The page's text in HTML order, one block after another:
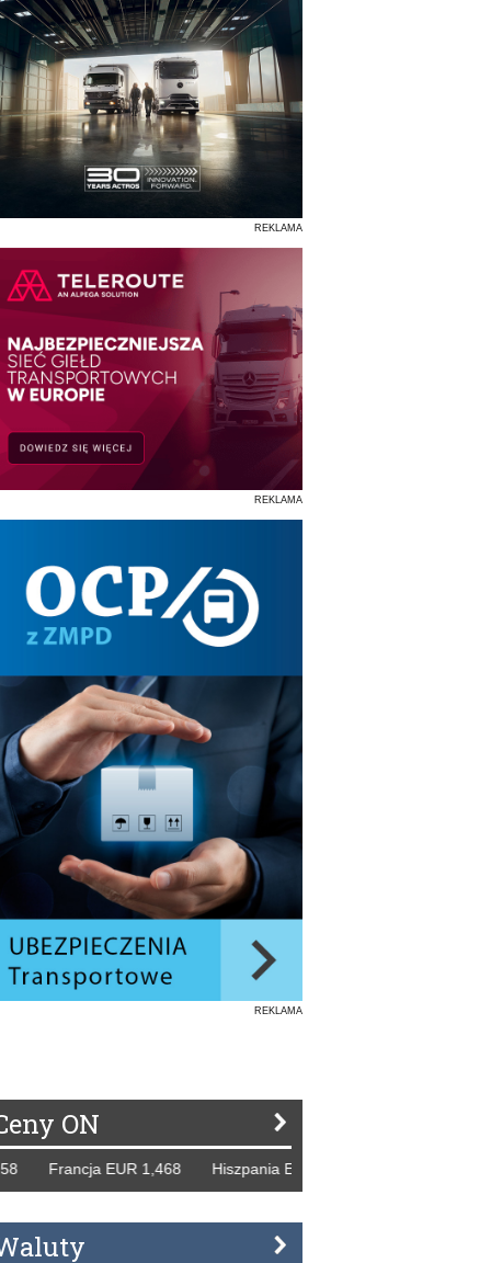
REKLAMA
REKLAMA
REKLAMA
ON
EUR 1,468 Hiszpania EUR 1,229 WB GBP